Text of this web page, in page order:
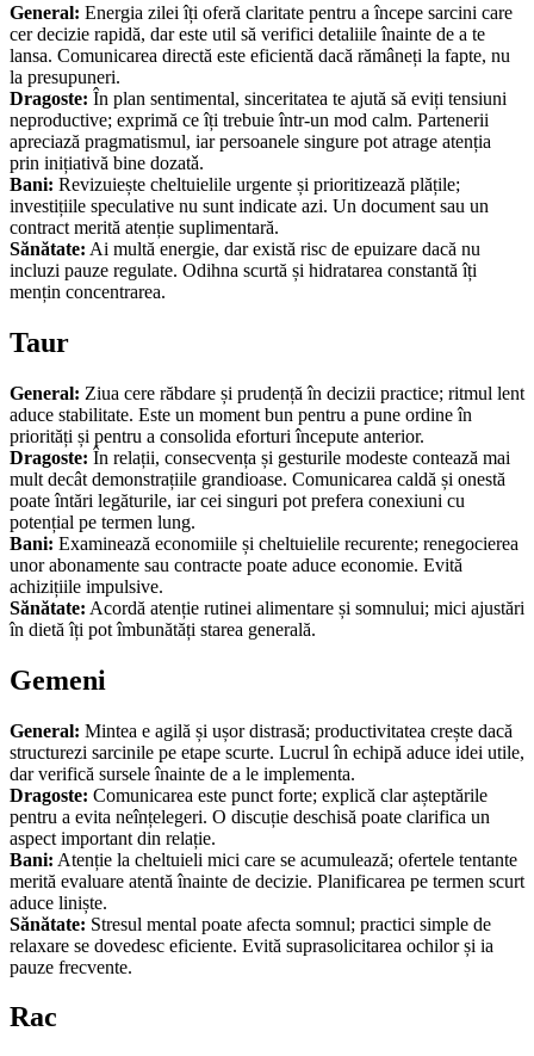
General: Energia zilei îți oferă claritate pentru a începe sarcini care
cer decizie rapidă, dar este util să verifici detaliile înainte de a te
lansa. Comunicarea directă este eficientă dacă rămâneți la fapte, nu
la presupuneri.
Dragoste: În plan sentimental, sinceritatea te ajută să eviți tensiuni
neproductive; exprimă ce îți trebuie într-un mod calm. Partenerii
apreciază pragmatismul, iar persoanele singure pot atrage atenția
prin inițiativă bine dozatǎ.
Bani: Revizuiește cheltuielile urgente și prioritizează plățile;
investițiile speculative nu sunt indicate azi. Un document sau un
contract merită atenție suplimentară.
Sănătate: Ai multă energie, dar există risc de epuizare dacă nu
incluzi pauze regulate. Odihna scurtă și hidratarea constantă îți
mențin concentrarea.
Taur
General: Ziua cere răbdare și prudență în decizii practice; ritmul lent
aduce stabilitate. Este un moment bun pentru a pune ordine în
priorități și pentru a consolida eforturi începute anterior.
Dragoste: În relații, consecvența și gesturile modeste contează mai
mult decât demonstrațiile grandioase. Comunicarea caldă și onestă
poate întări legăturile, iar cei singuri pot prefera conexiuni cu
potențial pe termen lung.
Bani: Examinează economiile și cheltuielile recurente; renegocierea
unor abonamente sau contracte poate aduce economie. Evită
achizițiile impulsive.
Sănătate: Acordă atenție rutinei alimentare și somnului; mici ajustări
în dietă îți pot îmbunătăți starea generală.
Gemeni
General: Mintea e agilă și ușor distrasă; productivitatea crește dacă
structurezi sarcinile pe etape scurte. Lucrul în echipă aduce idei utile,
dar verifică sursele înainte de a le implementa.
Dragoste: Comunicarea este punct forte; explică clar așteptările
pentru a evita neînțelegeri. O discuție deschisă poate clarifica un
aspect important din relație.
Bani: Atenție la cheltuieli mici care se acumulează; ofertele tentante
merită evaluare atentă înainte de decizie. Planificarea pe termen scurt
aduce liniște.
Sănătate: Stresul mental poate afecta somnul; practici simple de
relaxare se dovedesc eficiente. Evită suprasolicitarea ochilor și ia
pauze frecvente.
Rac